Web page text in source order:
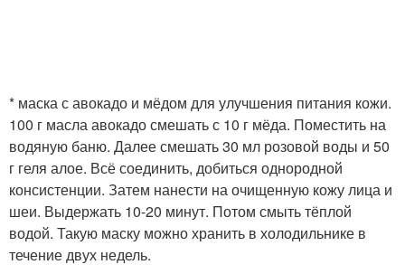
* маска с авокадо и мёдом для улучшения питания кожи.
100 г масла авокадо смешать с 10 г мёда. Поместить на
водяную баню. Далее смешать 30 мл розовой воды и 50
г геля алое. Всё соединить, добиться однородной
консистенции. Затем нанести на очищенную кожу лица и
шеи. Выдержать 10-20 минут. Потом смыть тёплой
водой. Такую маску можно хранить в холодильнике в
течение двух недель.